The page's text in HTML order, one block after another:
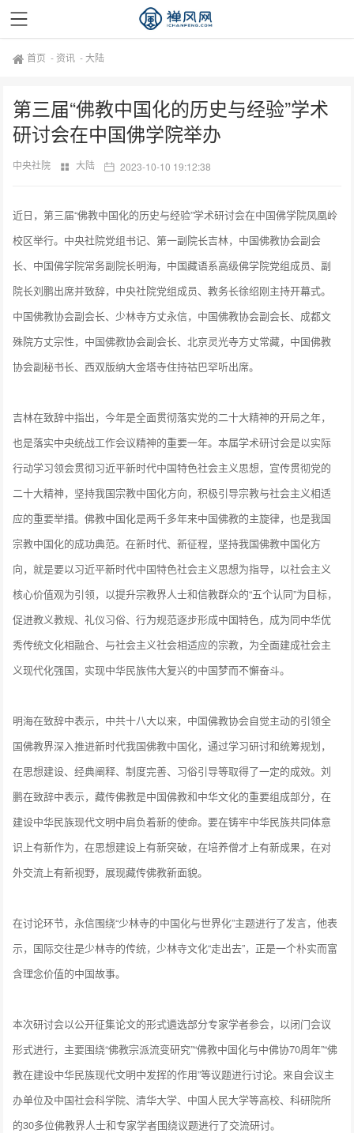
首页 - 资讯 -大陆
第三届“佛教中国化的历史与经验”学术
研讨会在中国佛学院举办
中央社院 大陆 2023-10-10 19:12:38
近日，第三届“佛教中国化的历史与经验”学术研讨会在中国佛学院凤凰岭
校区举行。中央社院党组书记、第一副院长吉林，中国佛教协会副会
长、中国佛学院常务副院长明海，中国藏语系高级佛学院党组成员、副
院长刘鹏出席并致辞，中央社院党组成员、教务长徐绍刚主持开幕式。
中国佛教协会副会长、少林寺方丈永信，中国佛教协会副会长、成都文
殊院方丈宗性，中国佛教协会副会长、北京灵光寺方丈常藏，中国佛教
协会副秘书长、西双版纳大金塔寺住持祜巴罕听出席。
吉林在致辞中指出，今年是全面贯彻落实党的二十大精神的开局之年，
也是落实中央统战工作会议精神的重要一年。本届学术研讨会是以实际
行动学习领会贯彻习近平新时代中国特色社会主义思想，宣传贯彻党的
二十大精神，坚持我国宗教中国化方向，积极引导宗教与社会主义相适
应的重要举措。佛教中国化是两千多年来中国佛教的主旋律，也是我国
宗教中国化的成功典范。在新时代、新征程，坚持我国佛教中国化方
向，就是要以习近平新时代中国特色社会主义思想为指导，以社会主义
核心价值观为引领，以提升宗教界人士和信教群众的“五个认同”为目标，
促进教义教规、礼仪习俗、行为规范逐步形成中国特色，成为同中华优
秀传统文化相融合、与社会主义社会相适应的宗教，为全面建成社会主
义现代化强国，实现中华民族伟大复兴的中国梦而不懈奋斗。
明海在致辞中表示，中共十八大以来，中国佛教协会自觉主动的引领全
国佛教界深入推进新时代我国佛教中国化，通过学习研讨和统筹规划，
在思想建设、经典阐释、制度完善、习俗引导等取得了一定的成效。刘
鹏在致辞中表示，藏传佛教是中国佛教和中华文化的重要组成部分，在
建设中华民族现代文明中肩负着新的使命。要在铸牢中华民族共同体意
识上有新作为，在思想建设上有新突破，在培养僧才上有新成果，在对
外交流上有新视野，展现藏传佛教新面貌。
在讨论环节，永信围绕“少林寺的中国化与世界化”主题进行了发言，他表
示，国际交往是少林寺的传统，少林寺文化“走出去”，正是一个朴实而富
含理念价值的中国故事。
本次研讨会以公开征集论文的形式遴选部分专家学者参会，以闭门会议
形式进行，主要围绕“佛教宗派流变研究”“佛教中国化与中佛协70周年”“佛
教在建设中华民族现代文明中发挥的作用”等议题进行讨论。来自会议主
办单位及中国社会科学院、清华大学、中国人民大学等高校、科研院所
的30多位佛教界人士和专家学者围绕议题进行了交流研讨。